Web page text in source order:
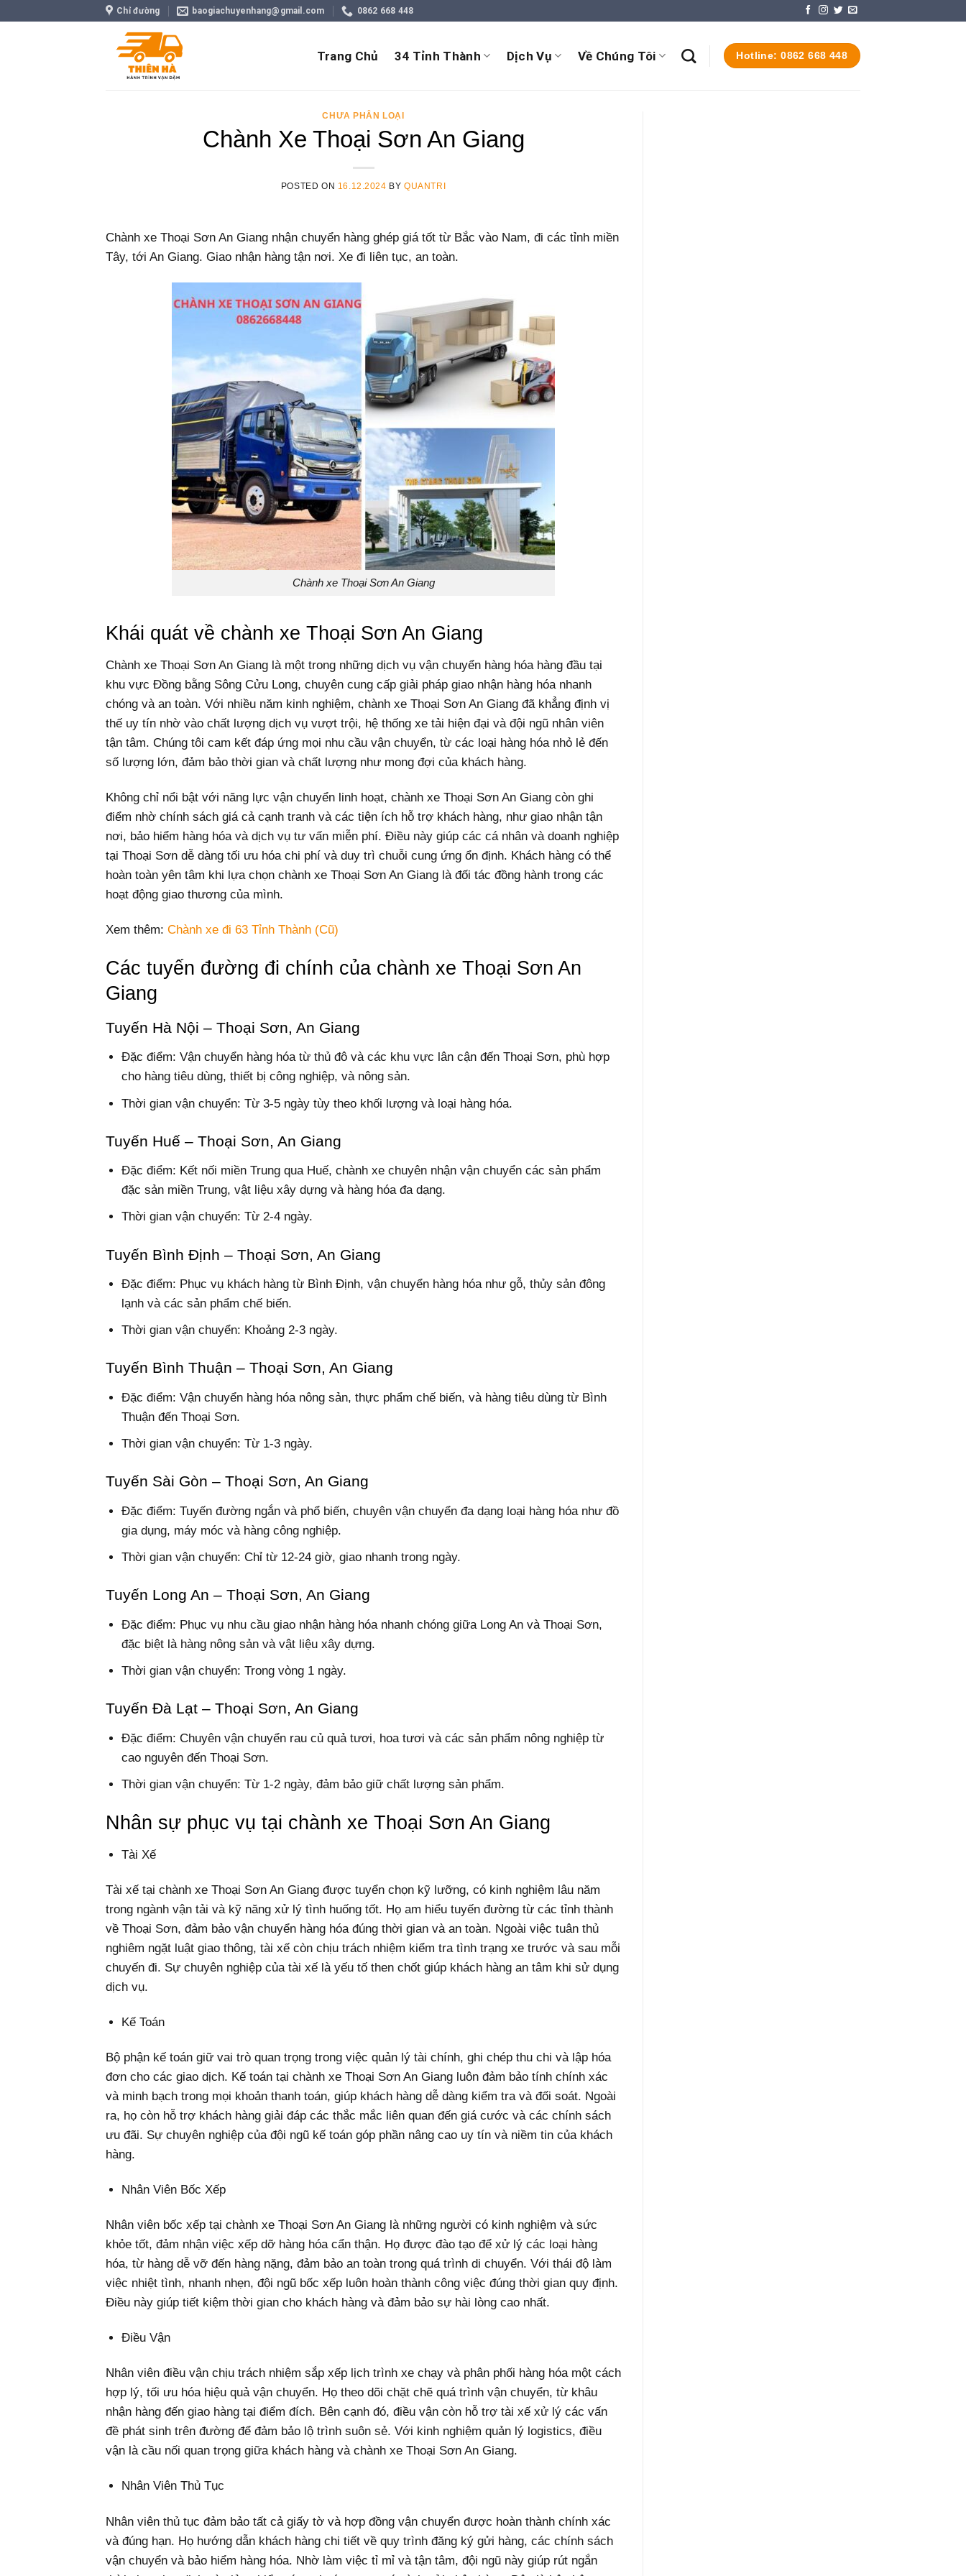
Chỉ đường baogiachuyenhang@gmail.com 0862 668 448
Trang Chủ 34 Tỉnh Thành Dịch Vụ Về Chúng Tôi Hotline: 0862 668 448
CHƯA PHÂN LOẠI
Chành Xe Thoại Sơn An Giang
POSTED ON 16.12.2024 BYQUANTRI
Chành xe Thoại Sơn An Giang nhận chuyển hàng ghép giá tốt từ Bắc vào Nam, đi các tỉnh miền
Tây, tới An Giang. Giao nhận hàng tận nơi. Xe đi liên tục, an toàn.
Chành xe Thoại Sơn An Giang
Khái quát về chành xe Thoại Sơn An Giang
Chành xe Thoại Sơn An Giang là một trong những dịch vụ vận chuyển hàng hóa hàng đầu tại
khu vực Đồng bằng Sông Cửu Long, chuyên cung cấp giải pháp giao nhận hàng hóa nhanh
chóng và an toàn. Với nhiều năm kinh nghiệm, chành xe Thoại Sơn An Giang đã khẳng định vị
thế uy tín nhờ vào chất lượng dịch vụ vượt trội, hệ thống xe tải hiện đại và đội ngũ nhân viên
tận tâm. Chúng tôi cam kết đáp ứng mọi nhu cầu vận chuyển, từ các loại hàng hóa nhỏ lẻ đến
số lượng lớn, đảm bảo thời gian và chất lượng như mong đợi của khách hàng.
Không chỉ nổi bật với năng lực vận chuyển linh hoạt, chành xe Thoại Sơn An Giang còn ghi
điểm nhờ chính sách giá cả cạnh tranh và các tiện ích hỗ trợ khách hàng, như giao nhận tận
nơi, bảo hiểm hàng hóa và dịch vụ tư vấn miễn phí. Điều này giúp các cá nhân và doanh nghiệp
tại Thoại Sơn dễ dàng tối ưu hóa chi phí và duy trì chuỗi cung ứng ổn định. Khách hàng có thể
hoàn toàn yên tâm khi lựa chọn chành xe Thoại Sơn An Giang là đối tác đồng hành trong các
hoạt động giao thương của mình.
Xem thêm: Chành xe đi 63 Tỉnh Thành (Cũ)
Các tuyến đường đi chính của chành xe Thoại Sơn An
Giang
Tuyến Hà Nội – Thoại Sơn, An Giang
Đặc điểm: Vận chuyển hàng hóa từ thủ đô và các khu vực lân cận đến Thoại Sơn, phù hợp
cho hàng tiêu dùng, thiết bị công nghiệp, và nông sản.
Thời gian vận chuyển: Từ 3-5 ngày tùy theo khối lượng và loại hàng hóa.
Tuyến Huế – Thoại Sơn, An Giang
Đặc điểm: Kết nối miền Trung qua Huế, chành xe chuyên nhận vận chuyển các sản phẩm
đặc sản miền Trung, vật liệu xây dựng và hàng hóa đa dạng.
Thời gian vận chuyển: Từ 2-4 ngày.
Tuyến Bình Định – Thoại Sơn, An Giang
Đặc điểm: Phục vụ khách hàng từ Bình Định, vận chuyển hàng hóa như gỗ, thủy sản đông
lạnh và các sản phẩm chế biến.
Thời gian vận chuyển: Khoảng 2-3 ngày.
Tuyến Bình Thuận – Thoại Sơn, An Giang
Đặc điểm: Vận chuyển hàng hóa nông sản, thực phẩm chế biến, và hàng tiêu dùng từ Bình
Thuận đến Thoại Sơn.
Thời gian vận chuyển: Từ 1-3 ngày.
Tuyến Sài Gòn – Thoại Sơn, An Giang
Đặc điểm: Tuyến đường ngắn và phổ biến, chuyên vận chuyển đa dạng loại hàng hóa như đồ
gia dụng, máy móc và hàng công nghiệp.
Thời gian vận chuyển: Chỉ từ 12-24 giờ, giao nhanh trong ngày.
Tuyến Long An – Thoại Sơn, An Giang
Đặc điểm: Phục vụ nhu cầu giao nhận hàng hóa nhanh chóng giữa Long An và Thoại Sơn,
đặc biệt là hàng nông sản và vật liệu xây dựng.
Thời gian vận chuyển: Trong vòng 1 ngày.
Tuyến Đà Lạt – Thoại Sơn, An Giang
Đặc điểm: Chuyên vận chuyển rau củ quả tươi, hoa tươi và các sản phẩm nông nghiệp từ
cao nguyên đến Thoại Sơn.
Thời gian vận chuyển: Từ 1-2 ngày, đảm bảo giữ chất lượng sản phẩm.
Nhân sự phục vụ tại chành xe Thoại Sơn An Giang
Tài Xế
Tài xế tại chành xe Thoại Sơn An Giang được tuyển chọn kỹ lưỡng, có kinh nghiệm lâu năm
trong ngành vận tải và kỹ năng xử lý tình huống tốt. Họ am hiểu tuyến đường từ các tỉnh thành
về Thoại Sơn, đảm bảo vận chuyển hàng hóa đúng thời gian và an toàn. Ngoài việc tuân thủ
nghiêm ngặt luật giao thông, tài xế còn chịu trách nhiệm kiểm tra tình trạng xe trước và sau mỗi
chuyến đi. Sự chuyên nghiệp của tài xế là yếu tố then chốt giúp khách hàng an tâm khi sử dụng
dịch vụ.
Kế Toán
Bộ phận kế toán giữ vai trò quan trọng trong việc quản lý tài chính, ghi chép thu chi và lập hóa
đơn cho các giao dịch. Kế toán tại chành xe Thoại Sơn An Giang luôn đảm bảo tính chính xác
và minh bạch trong mọi khoản thanh toán, giúp khách hàng dễ dàng kiểm tra và đối soát. Ngoài
ra, họ còn hỗ trợ khách hàng giải đáp các thắc mắc liên quan đến giá cước và các chính sách
ưu đãi. Sự chuyên nghiệp của đội ngũ kế toán góp phần nâng cao uy tín và niềm tin của khách
hàng.
Nhân Viên Bốc Xếp
Nhân viên bốc xếp tại chành xe Thoại Sơn An Giang là những người có kinh nghiệm và sức
khỏe tốt, đảm nhận việc xếp dỡ hàng hóa cẩn thận. Họ được đào tạo để xử lý các loại hàng
hóa, từ hàng dễ vỡ đến hàng nặng, đảm bảo an toàn trong quá trình di chuyển. Với thái độ làm
việc nhiệt tình, nhanh nhẹn, đội ngũ bốc xếp luôn hoàn thành công việc đúng thời gian quy định.
Điều này giúp tiết kiệm thời gian cho khách hàng và đảm bảo sự hài lòng cao nhất.
Điều Vận
Nhân viên điều vận chịu trách nhiệm sắp xếp lịch trình xe chạy và phân phối hàng hóa một cách
hợp lý, tối ưu hóa hiệu quả vận chuyển. Họ theo dõi chặt chẽ quá trình vận chuyển, từ khâu
nhận hàng đến giao hàng tại điểm đích. Bên cạnh đó, điều vận còn hỗ trợ tài xế xử lý các vấn
đề phát sinh trên đường để đảm bảo lộ trình suôn sẻ. Với kinh nghiệm quản lý logistics, điều
vận là cầu nối quan trọng giữa khách hàng và chành xe Thoại Sơn An Giang.
Nhân Viên Thủ Tục
Nhân viên thủ tục đảm bảo tất cả giấy tờ và hợp đồng vận chuyển được hoàn thành chính xác
và đúng hạn. Họ hướng dẫn khách hàng chi tiết về quy trình đăng ký gửi hàng, các chính sách
vận chuyển và bảo hiểm hàng hóa. Nhờ làm việc tỉ mỉ và tận tâm, đội ngũ này giúp rút ngắn